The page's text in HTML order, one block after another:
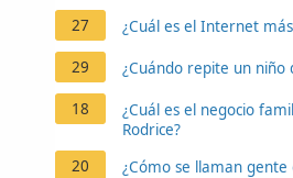
27 ¿Cuál es el Internet
29 ¿Cuándo repite un niño
18
¿Cuál es el negocio
Rodrice?
20
¿Cómo se llaman gente